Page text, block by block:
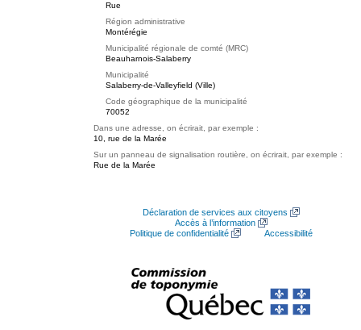
Rue
Région administrative
Montérégie
Municipalité régionale de comté (MRC)
Beauharnois-Salaberry
Municipalité
Salaberry-de-Valleyfield (Ville)
Code géographique de la municipalité
70052
Dans une adresse, on écrirait, par exemple :
10, rue de la Marée
Sur un panneau de signalisation routière, on écrirait, par exemple :
Rue de la Marée
Déclaration de services aux citoyens
Accès à l’information
Politique de confidentialité
Accessibilité